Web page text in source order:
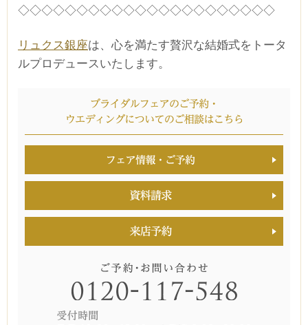
◇◇◇◇◇◇◇◇◇◇◇◇◇◇◇◇◇◇◇◇◇◇
リュクス銀座は、心を満たす贅沢な結婚式をトータ
ルプロデュースいたします。